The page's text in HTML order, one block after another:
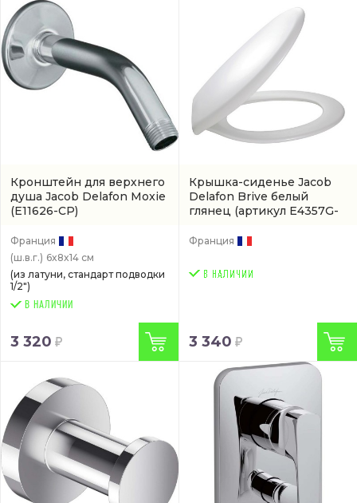
Кронштейн для верхнего
душа Jacob Delafon Moxie
(E11626-CP)
Франция
(ш.в.г.) 6x8x14 см
(из латуни, стандарт подводки
1/2")
В НАЛИЧИИ
3 320
Крышка-сиденье Jacob
Delafon Brive белый
глянец (артикул E4357G-
Франция
3 340